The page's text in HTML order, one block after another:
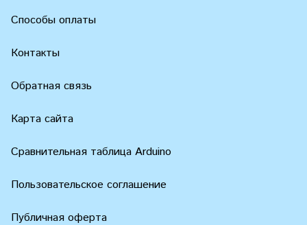
Способы оплаты
Контакты
Обратная связь
Карта сайта
Сравнительная таблица Arduino
Пользовательское соглашение
Публичная оферта